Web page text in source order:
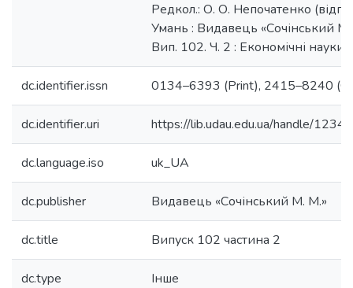
Редкол.: О. О. Непочатенко (відп.
Умань : Видавець «Сочінський
Вип. 102. Ч. 2 : Економічні науки.
dc.identifier.issn 0134–6393 (Print), 2415–8240
dc.identifier.uri https://lib.udau.edu.ua/handle/
dc.language.iso uk_UA
dc.publisher Видавець «Сочінський М. М.»
dc.title Випуск 102 частина 2
dc.type Інше